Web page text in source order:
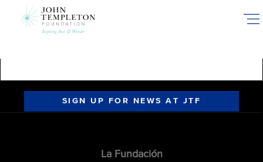
SIGN UP FOR NEWS AT JTF
La Fundación